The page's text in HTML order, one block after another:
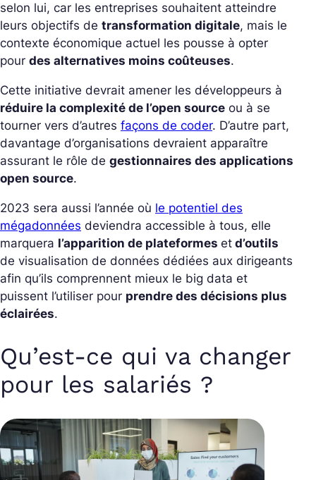
selon lui, car les entreprises souhaitent atteindre
leurs objectifs de transformation digitale, mais le
contexte économique actuel les pousse à opter
pour des alternatives moins coûteuses.
Cette initiative devrait amener les développeurs à
réduire la complexité de l’open source ou à se
tourner vers d’autres façons de coder. D’autre part,
davantage d’organisations devraient apparaître
assurant le rôle de gestionnaires des applications
open source.
2023 sera aussi l’année où le potentiel des
mégadonnées deviendra accessible à tous, elle
marquera l’apparition de plateformes et d’outils
de visualisation de données dédiées aux dirigeants
afin qu’ils comprennent mieux le big data et
puissent l’utiliser pour prendre des décisions plus
éclairées.
Qu’est-ce qui va changer
pour les salariés ?